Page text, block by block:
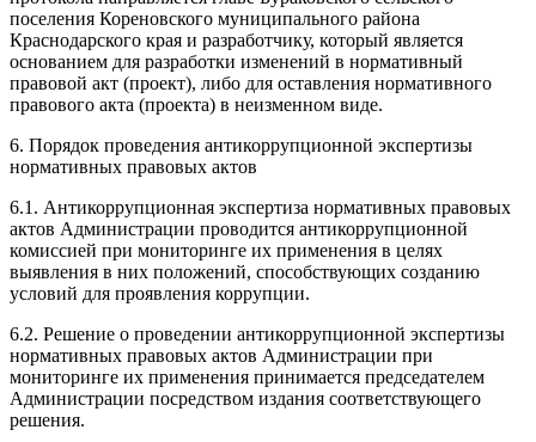
поселения Кореновского муниципального района
Краснодарского края и разработчику, который является
основанием для разработки изменений в нормативный
правовой акт (проект), либо для оставления нормативного
правового акта (проекта) в неизменном виде.
6. Порядок проведения антикоррупционной экспертизы
нормативных правовых актов
6.1. Антикоррупционная экспертиза нормативных правовых
актов Администрации проводится антикоррупционной
комиссией при мониторинге их применения в целях
выявления в них положений, способствующих созданию
условий для проявления коррупции.
6.2. Решение о проведении антикоррупционной экспертизы
нормативных правовых актов Администрации при
мониторинге их применения принимается председателем
Администрации посредством издания соответствующего
решения.